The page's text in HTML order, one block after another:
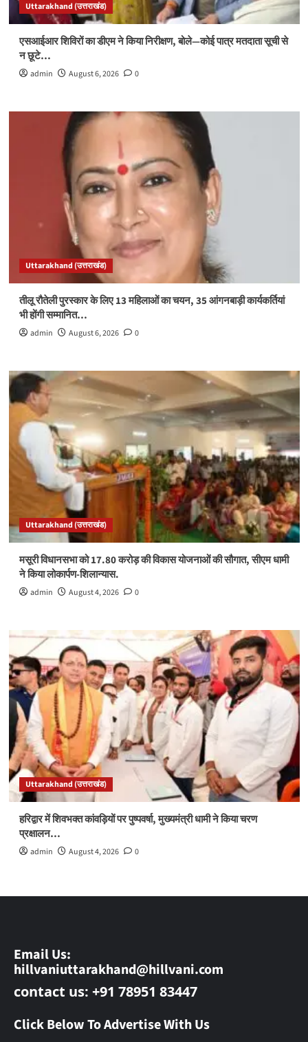
Uttarakhand (उत्तराखंड)
एसआईआर शिविरों का डीएम ने किया निरीक्षण, बोले—कोई पात्र मतदाता सूची से
न छूटे…
admin August 6, 2026 0
Uttarakhand (उत्तराखंड)
तीलू रौतेली पुरस्कार के लिए 13 महिलाओं का चयन, 35 आंगनबाड़ी कार्यकर्तियां
भी होंगी सम्मानित…
admin August 6, 2026 0
Uttarakhand (उत्तराखंड)
मसूरी विधानसभा को 17.80 करोड़ की विकास योजनाओं की सौगात, सीएम धामी
ने किया लोकार्पण-शिलान्यास.
admin August 4, 2026 0
Uttarakhand (उत्तराखंड)
हरिद्वार में शिवभक्त कांवड़ियों पर पुष्पवर्षा, मुख्यमंत्री धामी ने किया चरण
प्रक्षालन…
admin August 4, 2026 0
Email Us:
hillvaniuttarakhand@hillvani.com
contact us: +91 78951 83447
Click Below To Advertise With Us